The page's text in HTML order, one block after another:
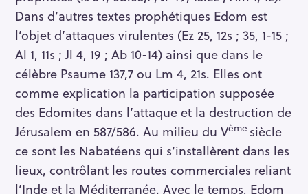
Dans d’autres textes prophétiques Edom est
l’objet d’attaques virulentes (Ez 25, 12s ; 35, 1-15 ;
Al 1, 11s ; Jl 4, 19 ; Ab 10-14) ainsi que dans le
célèbre Psaume 137,7 ou Lm 4, 21s. Elles ont
comme explication la participation supposée
des Edomites dans l’attaque et la destruction de
Jérusalem en 587/586. Au milieu du Vème siècle
ce sont les Nabatéens qui s’installèrent dans les
lieux, contrôlant les routes commerciales reliant
l’Inde et la Méditerranée. Avec le temps, Edom
S
e
r
c
h
o
r
: